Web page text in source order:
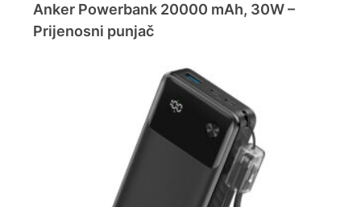
Anker Powerbank 20000 mAh, 30W –
Prijenosni punjač